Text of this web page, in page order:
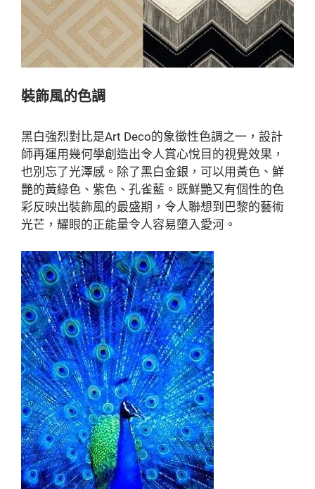
裝飾風的色調
黑白強烈對比是Art Deco的象徵性色調之一，設計
師再運用幾何學創造出令人賞心悅目的視覺效果，
也別忘了光澤感。除了黑白金銀，可以用黃色、鮮
艷的黃綠色、紫色、孔雀藍。既鮮艷又有個性的色
彩反映出裝飾風的最盛期，令人聯想到巴黎的藝術
光芒，耀眼的正能量令人容易墮入愛河。